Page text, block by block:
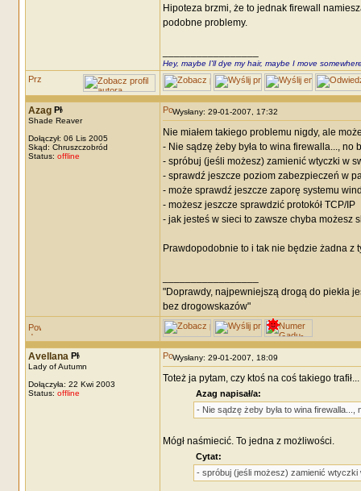
Hipoteza brzmi, że to jednak firewall
podobne problemy.
Hey, maybe I'll dye my hair, maybe I move
Azag
Shade Reaver
Dołączył: 06 Lis 2005
Skąd: Chruszczobród
Status: offline
Wysłany: 29-01-2007, 17:32
Nie miałem takiego problemu nigdy, ale
- Nie sądzę żeby była to wina firewalla...,
- spróbuj (jeśli możesz) zamienić wtyczki w
- sprawdź jeszcze poziom zabezpieczeń w
- może sprawdź jeszcze zaporę systemu
- możesz jeszcze sprawdzić protokół TCP/IP
- jak jesteś w sieci to zawsze chyba możesz
Prawdopodobnie to i tak nie będzie żadna z
"Doprawdy, najpewniejszą drogą do piekła
bez drogowskazów"
Avellana
Lady of Autumn
Dołączyła: 22 Kwi 2003
Status: offline
Wysłany: 29-01-2007, 18:09
Toteż ja pytam, czy ktoś na coś takiego
Azag napisał/a:
- Nie sądzę żeby była to wina
Mógł naśmiecić. To jedna z możliwości.
Cytat:
- spróbuj (jeśli możesz) zamienić wtyczki